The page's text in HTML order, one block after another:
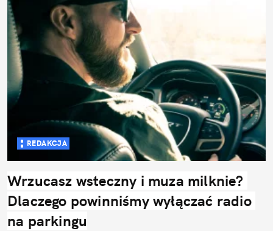
REDAKCJA
Wrzucasz wsteczny i muza milknie?
Dlaczego powinniśmy wyłączać radio
na parkingu